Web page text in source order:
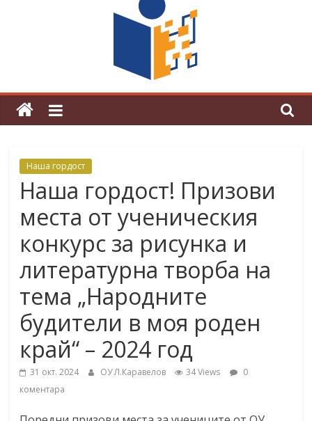
Магията на Андерсен оживя в ОУ
„Любен Каравелов“
Наша гордост
Наша гордост! Призови
места от ученическия
конкурс за рисунка и
литературна творба на
тема „Народните
будители в моя роден
край“ – 2024 год
31 окт. 2024 ОУ Л.Каравелов 34 Views
0
коментара